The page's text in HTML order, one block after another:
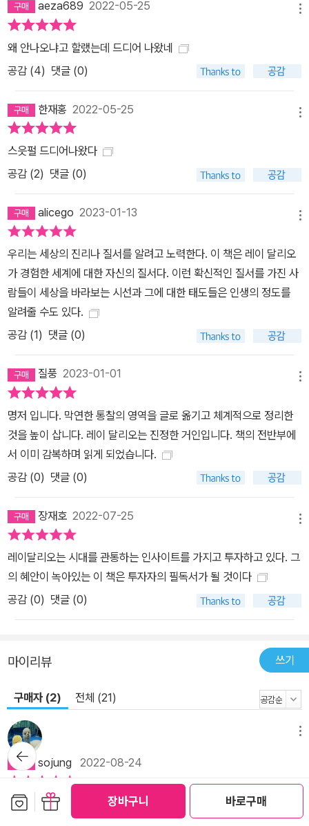
장바구니 바로구매
엄 앨리슨(Graham Allison, 하버드대학교 교수이자 《예정된 전쟁》
의 저자) 레이 달리오의 책은 매우 인상적이다. 적어도 사이클 이론을
어떻게 보느냐에 대한 내 생각을 크게 바꿨다. 레이 달리오는 사이클
이론과 관련된 대부분의 함정을 피했다. 《변화하는 세계 질서》는 주
요 국가의 장기적인 변화를 보여주는 차트들로 가득 차 있고, 종종 수
백 년 전으로 거슬러 올라가기도 한다. 그는 투자에 관한 책을 쓴 많은
성공한 투자자들이 실패하는 것, 즉 더 새롭고 흥미로운 것을 전달하
는 것을 해내고 있다. -요아킴 부크, (Joakim Book, 미국경제연구
협회) 레이 달리오는 중요하고 복잡한 문제를 심플하게 하는 독특한
그것이 어떻게 현재 일어나고 있으며 그 일에 대처하기 위한 실질적
인 지침을 제공하는지에 대한 그의 설명에 매료되었다. 이것은 올해
의 가장 중요한 책일 것이다. 꼭 읽어야 할 책. - 아리아나 허핑턴 레
이 달리오의 최신 책은 모두가 읽어야 한다. 레이 달리오가 역사에 깊
이 빠져 미래를 위한 로드맵 역할을 하는 것을 이해하지 못한다면 무
책임한 일이 될 것이다. - 메리 캘러핸 에르도스(Mary Callahan Er
dos, J.P. Morgan CEO) 역사학자에게만 맡기기에는 역사가 너무
중요하다. 오직 레이 달리오만이 세계 금융, 경제, 정치사의 통합을 시
달리오의 책은 우리 시대를 이해하기 위해 꼭 읽어야 할 책이다. - 로
런스 서머스(Lawrence H. Summers, 전 미국 재무 장관) 레이 달
리오가 쓴 모든 글은 투자자와 정책 입안자에게 매력적인 읽을거리
다. 경제 사이클과 제국의 흥망성쇠를 이끄는 요인이 무엇인지에 대
한 훌륭하고 깊이 있는 연구이다. - 팀 가이트너(미국의 금융인, 정치
인, 오바마 정부 초대 재무부 장관) 레이 달리오는 경제, 문화, 군사력,
혁신, 불평등 및 기타 요소들이 어떻게 상호작용하는지를 보여주며
제국의 흥망성쇠를 살펴봄으로써 우리에게 영감을 주고 생각을 불러
일으키는 놀라운 경험을 선사한다. 그는 미국과 중국 등 매우 성가신
문제에 대해 생각할 수 있는 더 나은 시각을 우리에게 준다. - 제이미
다이먼(Jamie Dimon, JP 모건 체이스의 의장이자 대표이사) 어떻
게 하면 우리가 역사를 통해 배울 수 있을까? 레이 달리오의 책을 읽
aeza689 2022-05-25
왜 안나오냐고 할랬는데 드디어 나왔네
공감 (4) 댓글 (0)
한재홍 2022-05-25
스읏펄 드디어나왔다
공감 (2) 댓글 (0)
alicego 2023-01-13
우리는 세상의 진리나 질서를 알려고 노력한다. 이 책은 레이 달리오
가 경험한 세계에 대한 자신의 질서다. 이런 확신적인 질서를 가진 사
람들이 세상을 바라보는 시선과 그에 대한 태도들은 인생의 정도를
알려줄 수도 있다.
공감 (1) 댓글 (0)
질풍 2023-01-01
명저 입니다. 막연한 통찰의 영역을 글로 옮기고 체계적으로 정리한
것을 높이 삽니다. 레이 달리오는 진정한 거인입니다. 책의 전반부에
서 이미 감복하며 읽게 되었습니다.
공감 (0) 댓글 (0)
장재호 2022-07-25
레이달리오는 시대를 관통하는 인사이트를 가지고 투자하고 있다. 그
의 혜안이 녹아있는 이 책은 투자자의 필독서가 될 것이다
공감 (0) 댓글 (0)
마이리뷰 쓰기
구매자 (2) 전체 (21)
sojung 2022-08-24
이 책을 읽으면 정말 대단한 사람이 된것 같은 기분이 든다우선 세계
뒤로가
기